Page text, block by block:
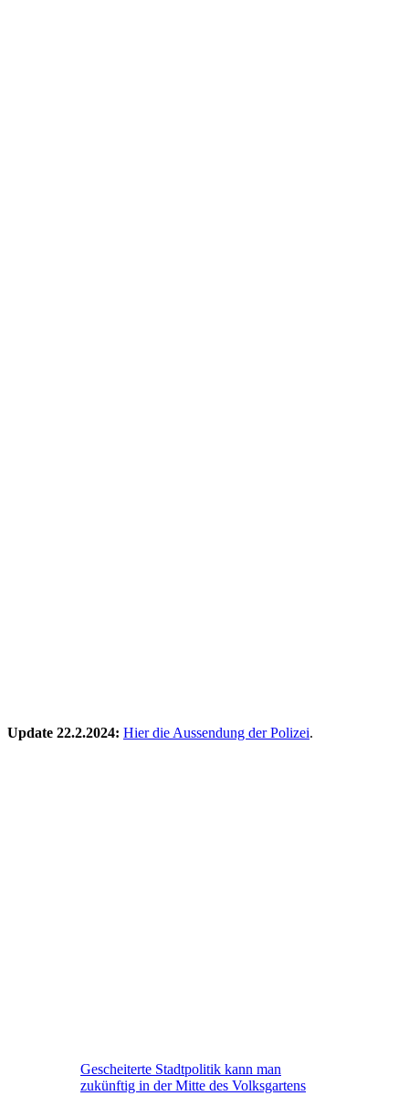
Update 22.2.2024: Hier die Aussendung der Polizei.
Gescheiterte Stadtpolitik kann man
zukünftig in der Mitte des Volksgartens